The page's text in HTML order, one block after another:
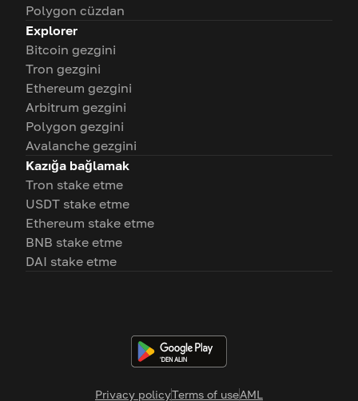
Privacy policyTerms of useAML
Polygon cüzdan
Explorer
Bitcoin gezgini
Tron gezgini
Ethereum gezgini
Arbitrum gezgini
Polygon gezgini
Avalanche gezgini
Kazığa bağlamak
Tron stake etme
USDT stake etme
Ethereum stake etme
BNB stake etme
DAI stake etme